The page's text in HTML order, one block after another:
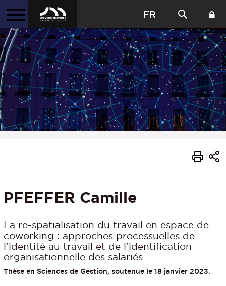
FR
PFEFFER Camille
La re-spatialisation du travail en espace de
coworking : approches processuelles de
l’identité au travail et de l’identification
organisationnelle des salariés
Thèse en Sciences de Gestion, soutenue le 18 janvier 2023.